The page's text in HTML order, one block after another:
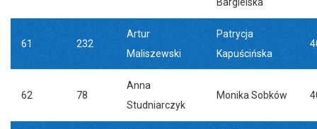
61 232
Artur
Maliszewski
Patrycja
Kapuścińska
62 78
Anna
Studniarczyk
Monika Sobków